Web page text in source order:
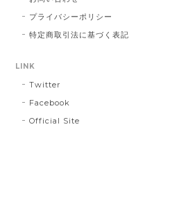
プライバシーポリシー
特定商取引法に基づく表記
LINK
Twitter
Facebook
Official Site